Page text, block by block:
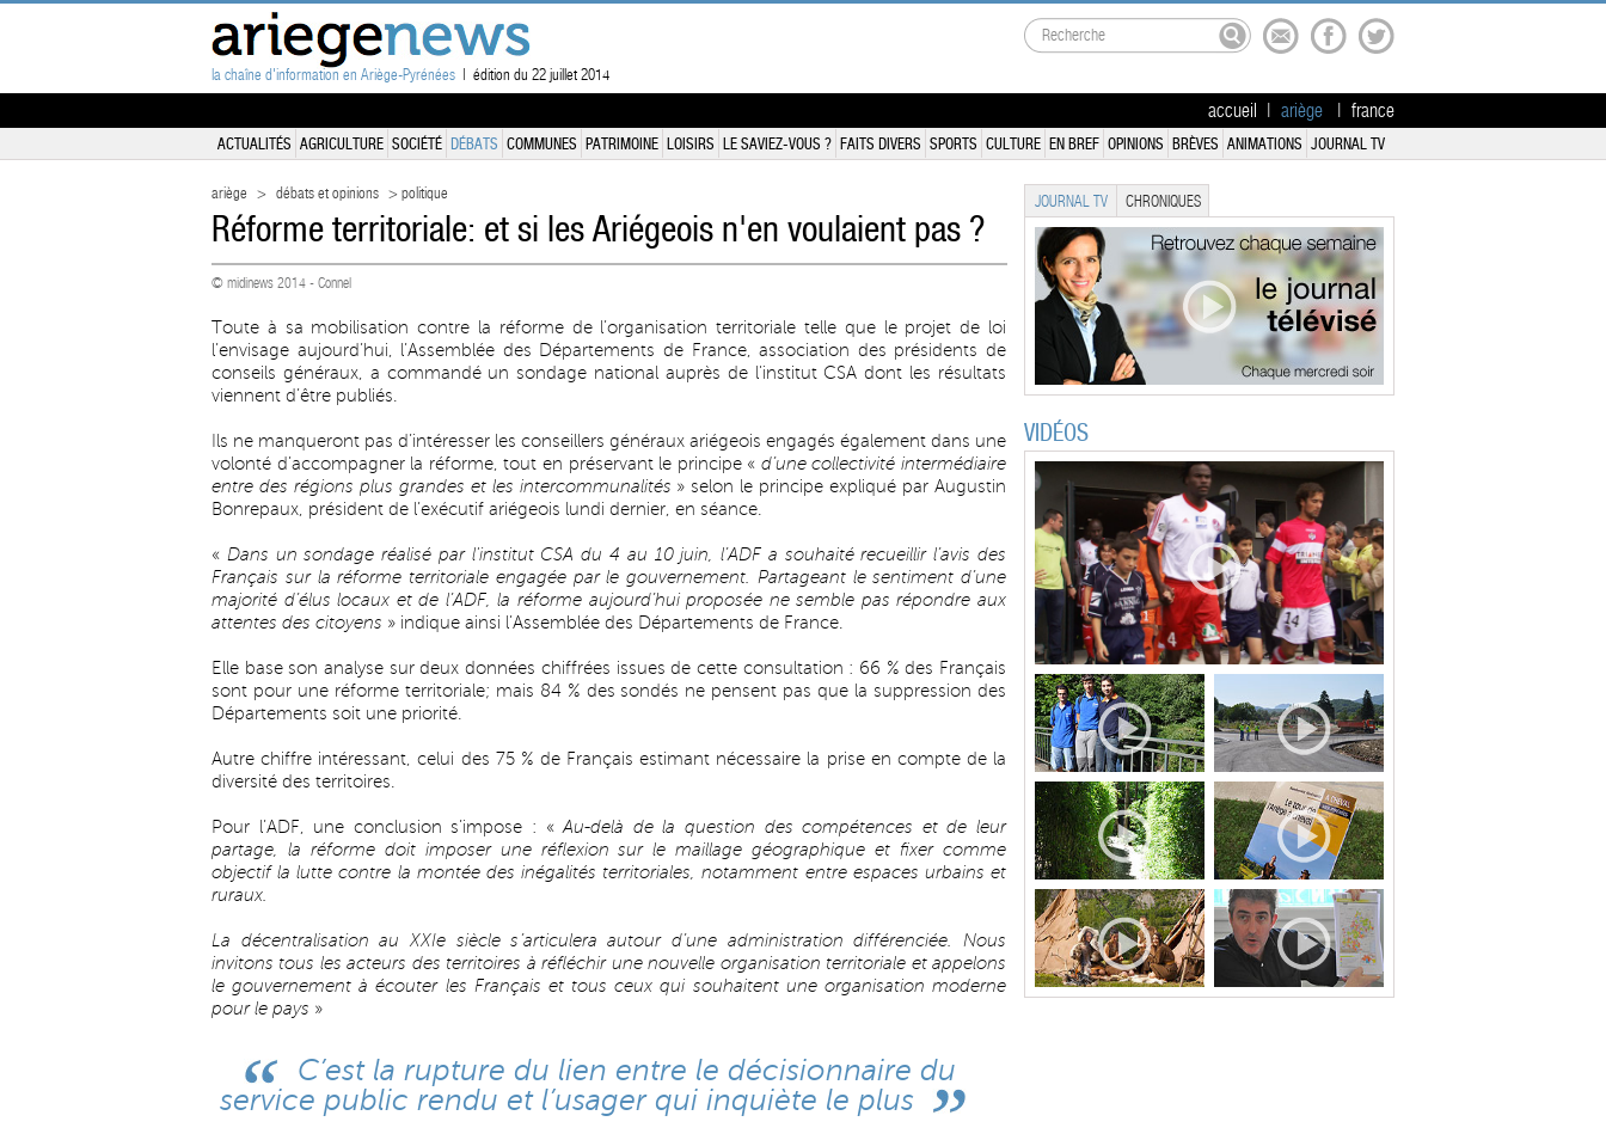
la chaîne d'information en Ariège-Pyrénées | édition du 22 juillet 2014
accueil ariège france
ACTUALITÉS AGRICULTURE SOCIÉTÉ DÉBATS COMMUNES PATRIMOINE LOISIRS LE SAVIEZ-VOUS ? FAITS DIVERS SPORTS CULTURE EN BREF OPINIONS BRÈVES ANIMATIONS JOURNAL TV
ariège > débats et opinions > politique
Réforme territoriale: et si les Ariégeois n'en voulaient pas ?
© midinews 2014 - Connel
Toute à sa mobilisation contre la réforme de l’organisation territoriale telle que le projet de loi
l’envisage aujourd’hui, l’Assemblée des Départements de France, association des présidents de
conseils généraux, a commandé un sondage national auprès de l'institut CSA dont les résultats
viennent d’être publiés.
Ils ne manqueront pas d’intéresser les conseillers généraux ariégeois engagés également dans une
volonté d’accompagner la réforme, tout en préservant le principe « d’une collectivité intermédiaire
entre des régions plus grandes et les intercommunalités » selon le principe expliqué par Augustin
Bonrepaux, président de l’exécutif ariégeois lundi dernier, en séance.
« Dans un sondage réalisé par l'institut CSA du 4 au 10 juin, l’ADF a souhaité recueillir l’avis des
Français sur la réforme territoriale engagée par le gouvernement. Partageant le sentiment d’une
majorité d’élus locaux et de l’ADF, la réforme aujourd’hui proposée ne semble pas répondre aux
attentes des citoyens » indique ainsi l’Assemblée des Départements de France.
Elle base son analyse sur deux données chiffrées issues de cette consultation : 66 % des Français
sont pour une réforme territoriale; mais 84 % des sondés ne pensent pas que la suppression des
Départements soit une priorité.
Autre chiffre intéressant, celui des 75 % de Français estimant nécessaire la prise en compte de la
diversité des territoires.
Pour l’ADF, une conclusion s’impose : «Au-delà de la question des compétences et de leur
partage, la réforme doit imposer une réflexion sur le maillage géographique et fixer comme
objectif la lutte contre la montée des inégalités territoriales, notamment entre espaces urbains et
ruraux.
La décentralisation au XXIe siècle s’articulera autour d’une administration différenciée. Nous
invitons tous les acteurs des territoires à réfléchir une nouvelle organisation territoriale et appelons
le gouvernement à écouter les Français et tous ceux qui souhaitent une organisation moderne
pour le pays »
C’est la rupture du lien entre le décisionnaire du
service public rendu et l’usager qui inquiète le plus
JOURNAL TV CHRONIQUES
VIDÉOS